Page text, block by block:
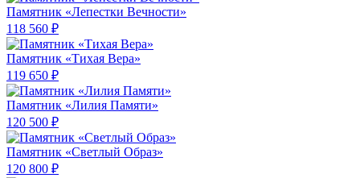
Памятник «Лепестки Вечности»
118 560 ₽
Памятник «Тихая Вера»
119 650 ₽
Памятник «Лилия Памяти»
120 500 ₽
Памятник «Светлый Образ»
120 800 ₽